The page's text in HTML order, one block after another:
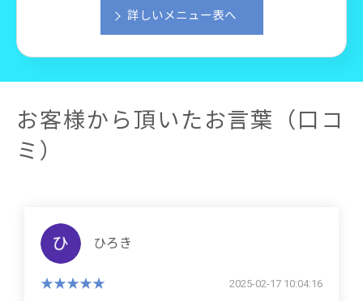
詳しいメニュー表へ
お客様から頂いたお言葉（口コ
ミ）
ユンコちゃん
2025-02-15 11:36:37